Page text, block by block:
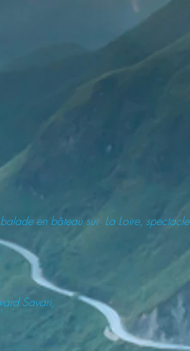
en bâteau sur La Loire, spectacle
Savari,